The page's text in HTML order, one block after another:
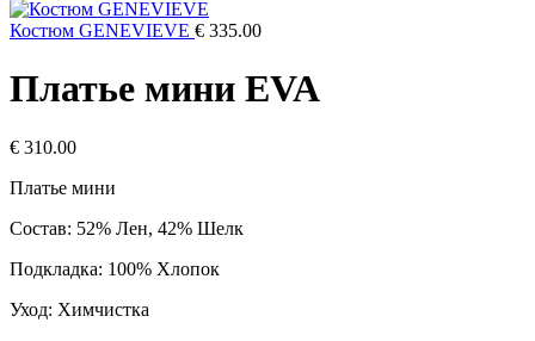
Костюм GENEVIEVE € 335.00
Платье мини EVA
€ 310.00
Платье мини
Состав: 52% Лен, 42% Шелк
Подкладка: 100% Хлопок
Уход: Химчистка